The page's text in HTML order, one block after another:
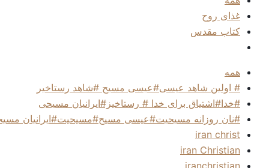
غذای روح
کتاب مقدس
همه
# اولین شاهد عیسی#عیسی مسیح #شاهد رستاخیر
#خدا#اشتیاق برای خدا # رستاخیز#ایرانیان مسیحی
#نان روزانه مسیحیت#عیسی مسیح#مسیحیت#ایرانیان
iran christ
iran Christian
iranchristian